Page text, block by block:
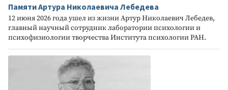
Памяти Артура Николаевича Лебедева
12 июня 2026 года ушел из жизни Артур Николаевич Лебедев,
главный научный сотрудник лаборатории психологии и
психофизиологии творчества Института психологии РАН.